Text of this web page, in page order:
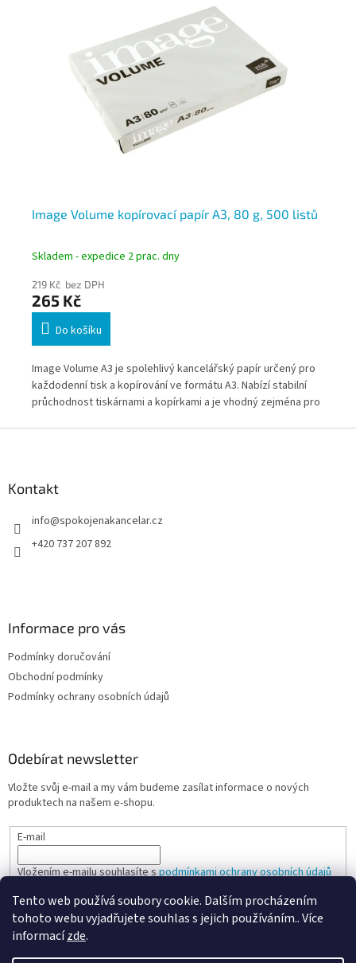
Tento web používá soubory cookie. Dalším procházením
tohoto webu vyjadřujete souhlas s jejich používáním.. Více
informacízde.
Image Volume kopírovací papír A3, 80 g, 500 listů
Skladem - expedice 2 prac. dny
219 Kč bez DPH
265 Kč
Do košíku
Image Volume A3 je spolehlivý kancelářský papír určený pro
každodenní tisk a kopírování ve formátu A3. Nabízí stabilní
průchodnost tiskárnami a kopírkami a je vhodný zejména pro
Kontakt
info@spokojenakancelar.cz
+420 737 207 892
Informace pro vás
Podmínky doručování
Obchodní podmínky
Podmínky ochrany osobních údajů
Odebírat newsletter
Vložte svůj e-mail a my vám budeme zasílat informace o nových
produktech na našem e-shopu.
E-mail
Vložením e-mailu souhlasíte spodmínkami ochrany osobních údajů
PŘIHLÁSIT SE